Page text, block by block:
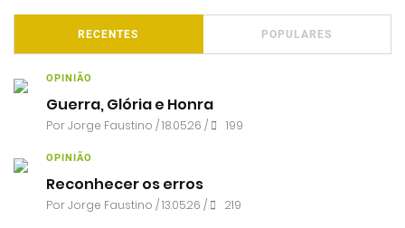
RECENTES POPULARES
OPINIÃO
Guerra, Glória e Honra
PorJorge Faustino / 18.05.26 / 199
OPINIÃO
Reconhecer os erros
PorJorge Faustino / 13.05.26 / 219